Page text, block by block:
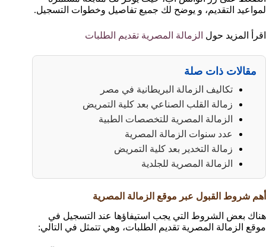
لمواعيد التقديم، و يوضح لك جميع تفاصيل وخطوات التسجيل.
اقرأ المزيد حول الزمالة المصرية تقديم الطلبات
مقالات ذات صلة
تكاليف الزمالة البريطانية في مصر
زمالة القلب الصناعي بعد كلية التمريض
الزمالة المصرية للتخصصات الطبية
عدد سنوات الزمالة المصرية
زمالة التخدير بعد كلية التمريض
الزمالة المصرية للجلدية
أهم شروط القبول عبر موقع الزمالة المصرية
هناك بعض الشروط التي يجب استيفاؤها عند التسجيل في
موقع الزمالة المصرية تقديم الطلبات، وهي تتمثل في التالي: